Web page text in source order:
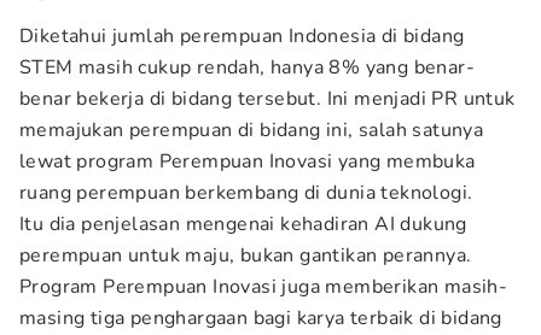
Diketahui jumlah perempuan Indonesia di bidang
STEM masih cukup rendah, hanya 8% yang benar-
benar bekerja di bidang tersebut. Ini menjadi PR untuk
memajukan perempuan di bidang ini, salah satunya
lewat program Perempuan Inovasi yang membuka
ruang perempuan berkembang di dunia teknologi.
Itu dia penjelasan mengenai kehadiran AI dukung
perempuan untuk maju, bukan gantikan perannya.
Program Perempuan Inovasi juga memberikan masih-
masing tiga penghargaan bagi karya terbaik di bidang